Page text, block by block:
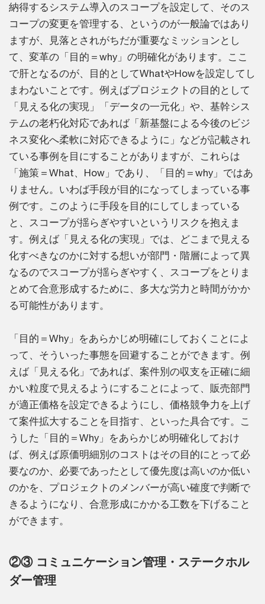
納得するシステム導入のスコープを設定して、そのス
コープの変更を管理する、というのが一般論ではあり
ますが、見落とされがちだが重要なミッションとし
て、変革の「目的＝why」の明確化があります。ここ
で肝となるのが、目的としてWhatやHowを設定してし
まわないことです。例えばプロジェクトの目的として
「見える化の実現」「データの一元化」や、基幹シス
テムの老朽化対応であれば「新基盤による今後のビジ
ネス変化へ柔軟に対応できるように」などが記載され
ている事例を目にすることがありますが、これらは
「施策＝What、How」であり、「目的＝why」ではあ
りません。いわば手段が目的になってしまっている事
例です。このように手段を目的にしてしまっている
と、スコープが揺らぎやすいというリスクを抱えま
す。例えば「見える化の実現」では、どこまで見える
化すべきなのかに対する想いが部門・階層によって異
なるのでスコープが揺らぎやすく、スコープをとりま
とめて合意形成するために、多大な労力と時間がかか
る可能性があります。
「目的＝Why」をあらかじめ明確にしておくことによ
って、そういった事態を回避することができます。例
えば「見える化」であれば、案件別の収支を正確に細
かい粒度で見えるようにすることによって、販売部門
が適正価格を設定できるようにし、価格競争力を上げ
て案件拡大することを目指す、といった具合です。こ
うした「目的＝Why」をあらかじめ明確化しておけ
ば、例えば原価明細別のコストはその目的にとって必
要なのか、必要であったとして優先度は高いのか低い
のかを、プロジェクトのメンバーが高い確度で判断で
きるようになり、合意形成にかかる工数を下げること
ができます。
②③ コミュニケーション管理・ステークホル
ダー管理